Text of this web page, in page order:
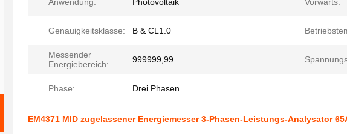
Genauigkeitsklasse: B & CL1.0
Messender
Energiebereich:
999999,99
Phase: Drei Phasen
EM4371 MID zugelassener Energiemesser 3-Phasen-Leistungs-Analysator